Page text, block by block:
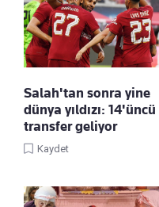
Salah'tan sonra yine
dünya yıldızı: 14'üncü
transfer geliyor
Kaydet